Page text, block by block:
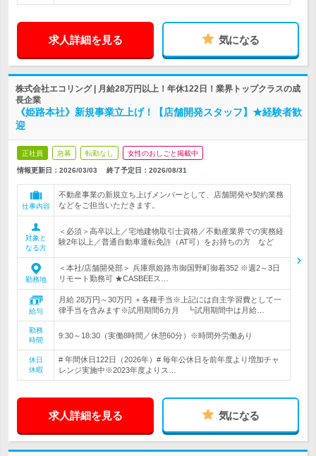
求人詳細を見る 気になる
株式会社エコリング | 月給28万円以上！年休122日！業界トップクラスの成
長企業
《姫路本社》新規事業立上げ！【店舗開発スタッフ】★経験者歓
迎
正社員 急募 転勤なし 女性のおしごと掲載中
情報更新日：2026/03/03 終了予定日： 2026/08/31
仕事内容
不動産事業の新規立ち上げメンバーとして、店舗開発や契約業務
などをご担当いただきます。
対象と
なる方
＜必須＞高卒以上／宅地建物取引士資格／不動産業界での実務経
験2年以上／普通自動車運転免許（AT可）をお持ちの方 など
勤務地
＜本社/店舗開発部＞ 兵庫県姫路市御国野町御着352 ※週2～3日
リモート勤務可 ★CASBEEス…
給与
月給 28万円～30万円 ＋各種手当※上記には自主学習費として一
律手当を含みます※試用期間6カ月 ┗試用期間中は月給…
勤務
時間
9:30～18:30（実働8時間／休憩60分）※時間外労働あり
休日
休暇
# 年間休日122日（2026年）# 毎年公休日を前年度より増加チャ
レンジ実施中※2023年度よりス…
求人詳細を見る 気になる